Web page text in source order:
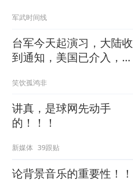
军武时间线
台军今天起演习，大陆收
到通知，美国已介入，日
笑饮孤鸿非
讲真，是球网先动手
的！！！
新媒体 39跟贴
论背景音乐的重要性！！